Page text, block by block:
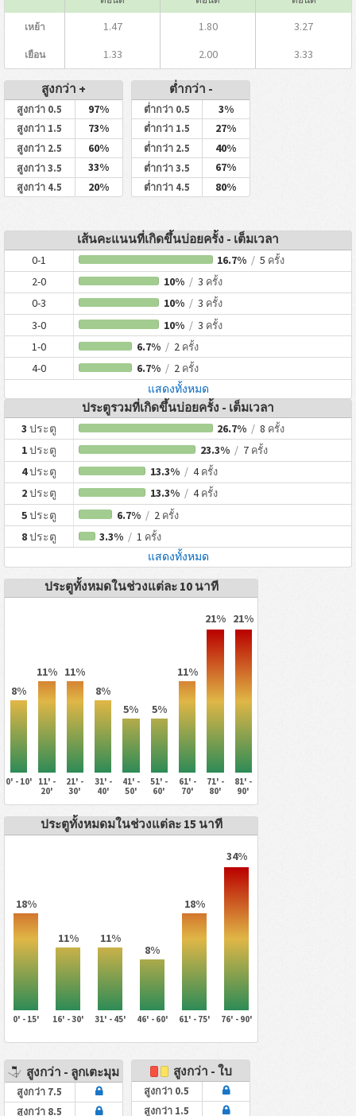
เหย้า 1.47 1.80 3.27
เยือน 1.33 2.00 3.33
สูงกว่า +
สูงกว่า 0.5 97%
สูงกว่า 1.5 73%
สูงกว่า 2.5 60%
สูงกว่า 3.5 33%
สูงกว่า 4.5 20%
ต่ำกว่า -
ต่ำกว่า 0.5 3%
ต่ำกว่า 1.5 27%
ต่ำกว่า 2.5 40%
ต่ำกว่า 3.5 67%
ต่ำกว่า 4.5 80%
เส้นคะแนนที่เกิดขึ้นบ่อยครั้ง - เต็มเวลา
0-1 16.7% / 5 ครั้ง
2-0 10% /3 ครั้ง
0-3 10% /3 ครั้ง
3-0 10% /3 ครั้ง
1-0 6.7% /2 ครั้ง
4-0 6.7% /2 ครั้ง
แสดงทั้งหมด
ประตูรวมที่เกิดขึ้นบ่อยครั้ง - เต็มเวลา
3ประตู 26.7% / 8 ครั้ง
1ประตู 23.3% / 7 ครั้ง
4ประตู 13.3% /4 ครั้ง
2ประตู 13.3% /4 ครั้ง
5ประตู 6.7% /2 ครั้ง
8ประตู 3.3% / 1 ครั้ง
แสดงทั้งหมด
ประตูทั้งหมดในช่วงแต่ละ 10 นาที
8%
11% 11%
8%
5%
5%
11%
21% 21%
0' - 10'
11' -
20'
21' -
30'
31' -
40'
41' -
50'
51' -
60'
61' -
70'
71' -
80'
81' -
90'
ประตูทั้งหมดมในช่วงแต่ละ 15 นาที
18%
11%
11%
8%
18%
34%
0' - 15' 16' - 30' 31' - 45' 46' - 60' 61' - 75' 76' - 90'
สูงกว่า - ลูกเตะมุม
สูงกว่า 7.5
สูงกว่า 8.5
สูงกว่า - ใบ
สูงกว่า 0.5
สูงกว่า 1.5